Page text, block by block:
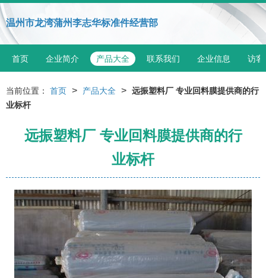
温州市龙湾蒲州李志华标准件经营部
首页 企业简介 产品大全 联系我们 企业信息 访客
当前位置： 首页 > 产品大全 > 远振塑料厂 专业回料膜提供商的行
业标杆
远振塑料厂 专业回料膜提供商的行
业标杆